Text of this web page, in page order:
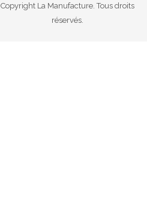
Copyright La Manufacture. Tous droits
réservés.